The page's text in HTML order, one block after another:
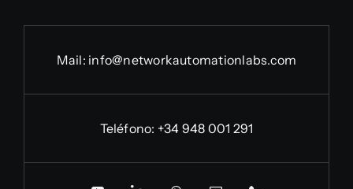
Mail: info@networkautomationlabs.com
Teléfono: +34 948 001 291